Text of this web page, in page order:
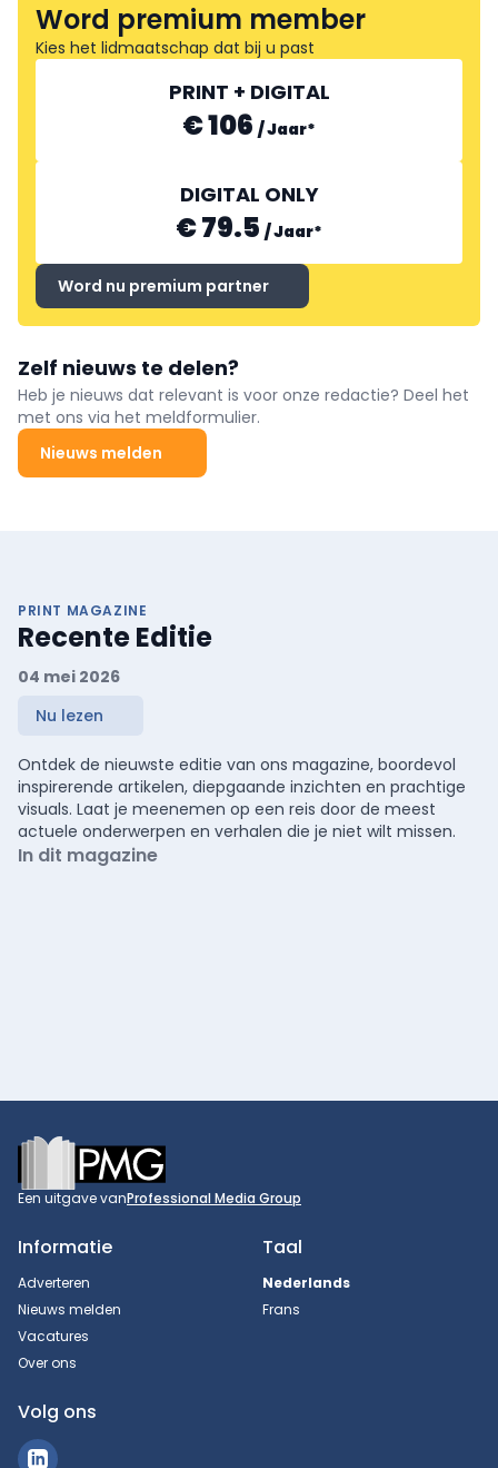
Word premium member
Kies het lidmaatschap dat bij u past
PRINT + DIGITAL
€ 106 /Jaar*
DIGITAL ONLY
€ 79.5 /Jaar*
Word nu premium partner
Zelf nieuws te delen?
Heb je nieuws dat relevant is voor onze redactie? Deel het
met ons via het meldformulier.
Nieuws melden
PRINT MAGAZINE
Recente Editie
04 mei 2026
Nu lezen
Ontdek de nieuwste editie van ons magazine, boordevol
inspirerende artikelen, diepgaande inzichten en prachtige
visuals. Laat je meenemen op een reis door de meest
actuele onderwerpen en verhalen die je niet wilt missen.
In dit magazine
Footer
Een uitgave vanProfessional Media Group
Informatie
Adverteren
Nieuws melden
Vacatures
Over ons
Taal
Nederlands
Frans
Volg ons